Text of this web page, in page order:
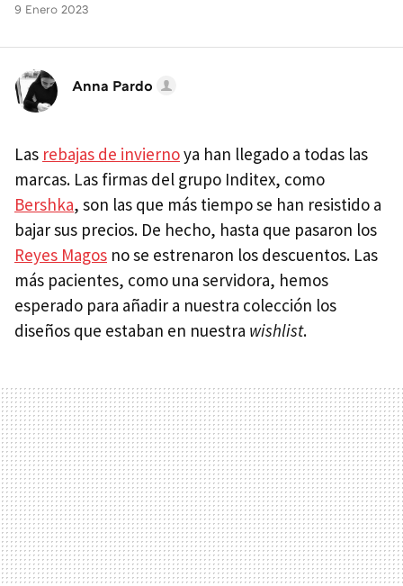
9 Enero 2023
Anna Pardo
Las rebajas de inviernoya han llegado a todas las
marcas. Las firmas del grupo Inditex, como
Bershka, son las que más tiempo se han resistido a
bajar sus precios. De hecho, hasta que pasaron los
Reyes Magos no se estrenaron los descuentos. Las
más pacientes, como una servidora, hemos
esperado para añadir a nuestra colección los
diseños que estaban en nuestra wishlist.